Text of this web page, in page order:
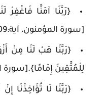
{رَبَّنَا آمَنَّا فَاغْفِرْ
[سورة المؤمنون، آية:109].
{رَبَّنَا هَبْ لَنَا مِنْ
لِلْمُتَّقِينَ إِمَامًا}.[سورة
{رَبَّنَا لَا تُؤَاخِذْنَا